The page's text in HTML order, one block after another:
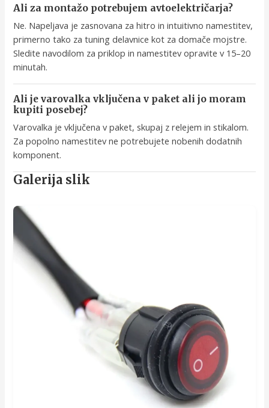
Ali za montažo potrebujem avtoelektričarja?
Ne. Napeljava je zasnovana za hitro in intuitivno namestitev,
primerno tako za tuning delavnice kot za domače mojstre.
Sledite navodilom za priklop in namestitev opravite v 15–20
minutah.
Ali je varovalka vključena v paket ali jo moram
kupiti posebej?
Varovalka je vključena v paket, skupaj z relejem in stikalom.
Za popolno namestitev ne potrebujete nobenih dodatnih
komponent.
Galerija slik